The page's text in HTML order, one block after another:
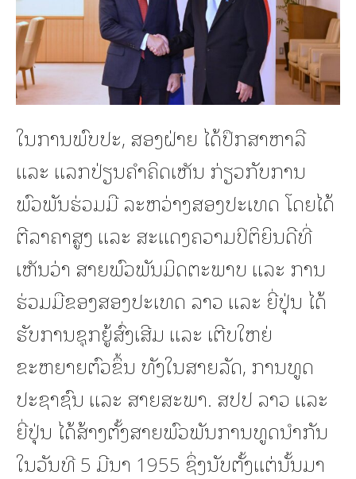
ໃນການພົບປະ, ສອງຝ່າຍ ໄດ້ປຶກສາຫາລື
ແລະ ແລກປ່ຽນຄໍາຄິດເຫັນ ກ່ຽວກັບການ
ພົວພັນຮ່ວມມື ລະຫວ່າງສອງປະເທດ ໂດຍໄດ້
ຕີລາຄາສູງ ແລະ ສະແດງຄວາມປິຕິຍິນດີທີ່
ເຫັນວ່າ ສາຍພົວພັນມິດຕະພາບ ແລະ ການ
ຮ່ວມມືຂອງສອງປະເທດ ລາວ ແລະ ຍີ່ປຸ່ນ ໄດ້
ຮັບການຊຸກຍູ້ສົ່ງເສີມ ແລະ ເຕີບໃຫຍ່
ຂະຫຍາຍຕົວຂຶ້ນ ທັງໃນສາຍລັດ, ການທູດ
ປະຊາຊົນ ແລະ ສາຍສະພາ. ສປປ ລາວ ແລະ
ຍີ່ປຸ່ນ ໄດ້ສ້າງຕັ້ງສາຍພົວພັນການທູດນໍາກັນ
ໃນວັນທີ 5 ມີນາ 1955 ຊຶ່ງນັບຕັ້ງແຕ່ນັ້ນມາ